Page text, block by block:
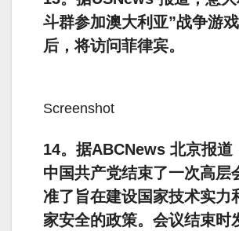
斗群参加澳大利亚”战争游
后，将访问菲律宾。
Screenshot
14。据ABCNews 北京报道
中国共产党结束了一次高层
准了旨在建设国家技术实力
家安全的政策。会议结束时